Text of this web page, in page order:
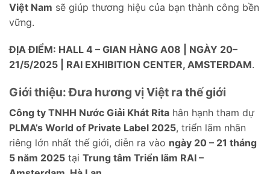
Việt Nam sẽ giúp thương hiệu của bạn thành công bền
vững.
ĐỊA ĐIỂM: HALL 4 – GIAN HÀNG A08 | NGÀY 20–
21/5/2025 | RAI EXHIBITION CENTER, AMSTERDAM.
Giới thiệu: Đưa hương vị Việt ra thế giới
Công ty TNHH Nước Giải Khát Rita hân hạnh tham dự
PLMA’s World of Private Label 2025, triển lãm nhãn
riêng lớn nhất thế giới, diễn ra vào ngày 20 – 21 tháng
5 năm 2025 tại Trung tâm Triển lãm RAI –